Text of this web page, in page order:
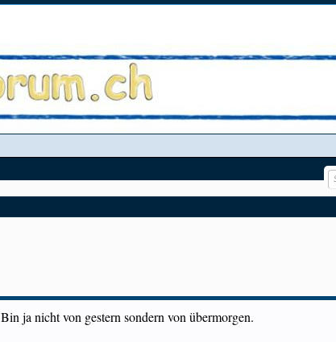
Bin ja nicht von gestern sondern von übermorgen.